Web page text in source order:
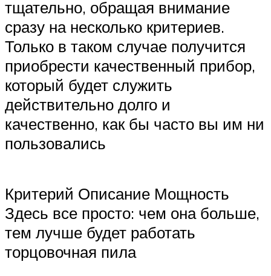
тщательно, обращая внимание
сразу на несколько критериев.
Только в таком случае получится
приобрести качественный прибор,
который будет служить
действительно долго и
качественно, как бы часто вы им ни
пользовались
Критерий Описание Мощность
Здесь все просто: чем она больше,
тем лучше будет работать
торцовочная пила